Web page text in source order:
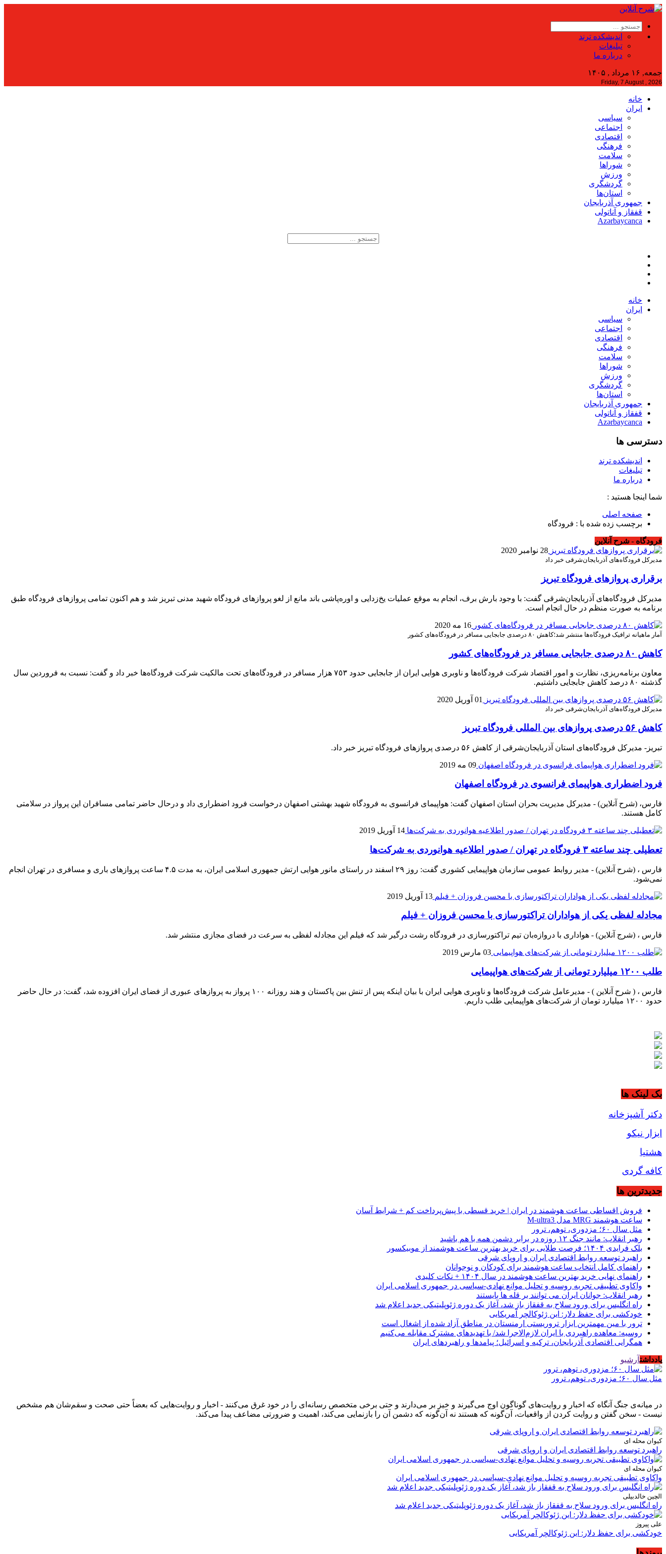
اندیشکده ترند
تبلیغات
درباره ما
جمعه, ۱۶ مرداد , ۱۴۰۵
Friday, 7 August , 2026
خانه
ایران
سیاسی
اجتماعی
اقتصادی
فرهنگی
سلامت
شوراها
ورزش
گردشگری
استان‌ها
جمهوری آذربایجان
قفقاز و آناتولی
Azərbaycanca
خانه
ایران
سیاسی
اجتماعی
اقتصادی
فرهنگی
سلامت
شوراها
ورزش
گردشگری
استان‌ها
جمهوری آذربایجان
قفقاز و آناتولی
Azərbaycanca
دسترسی ها
اندیشکده ترند
تبلیغات
درباره ما
شما اینجا هستید :
صفحه اصلی
برچسب زده شده با : فرودگاه
فرودگاه - شرح آنلاین
28 نوامبر 2020
مدیرکل فرودگاه‌های آذربایجان‌شرقی خبر داد
برقراری پروازهای فرودگاه تبریز
مدیرکل فرودگاه‌های آذربایجان‌شرقی گفت: با وجود بارش برف، انجام به موقع عملیات یخ‌زدایی و اوره‌پاشی باند مانع از لغو پروازهای فرودگاه شهید مدنی تبریز شد و هم اکنون تمامی پروازهای فرودگاه طبق
برنامه به صورت منظم در حال انجام است.
16 مه 2020
آمار ماهیانه ترافیک فرودگاه‌ها منتشر شد؛کاهش ٨٠ درصدی جابجایی مسافر در فرودگاه‌های کشور
کاهش ٨٠ درصدی جابجایی مسافر در فرودگاه‌های کشور
معاون برنامه‌ریزی، نظارت و امور اقتصاد شرکت فرودگاه‌ها و ناوبری هوایی ایران از جابجایی حدود ٧٥٣ هزار مسافر در فرودگاه‌های تحت مالکیت شرکت فرودگاه‌ها خبر داد و گفت: نسبت به فروردین سال
گذشته ٨٠ درصد کاهش جابجایی داشتیم.
01 آوریل 2020
مدیرکل فرودگاه‌های آذربایجان‌شرقی خبر داد
کاهش ۵۶ درصدی پروازهای بین المللی فرودگاه تبریز
تبریز- مدیرکل فرودگاه‌های استان آذربایجان‌شرقی از کاهش ۵۶ درصدی پروازهای فرودگاه تبریز خبر داد.
09 مه 2019
فرود اضطراری هواپیمای فرانسوی در فرودگاه اصفهان
فارس، (شرح آنلاین) - مدیرکل مدیریت بحران استان اصفهان گفت: هواپیمای فرانسوی به فرودگاه شهید بهشتی اصفهان درخواست فرود اضطراری داد و درحال حاضر تمامی مسافران این پرواز در سلامتی
کامل هستند.
14 آوریل 2019
تعطیلی چند ساعته ۳ فرودگاه‌ در تهران / صدور اطلاعیه هوانوردی به شرکت‌ها
فارس ، (شرح آنلاین) - مدیر روابط عمومی سازمان هواپیمایی کشوری گفت: روز ۲۹ اسفند در راستای مانور هوایی ارتش جمهوری اسلامی ایران، به مدت ۴.۵ ساعت پروازهای باری و مسافری در تهران انجام
نمی‌شود.
13 آوریل 2019
مجادله لفظی یکی از هواداران تراکتورسازی با محسن فروزان + فیلم
فارس ، (شرج آنلاین) - هواداری با دروازه‌بان تیم تراکتورسازی در فرودگاه رشت درگیر شد که فیلم این مجادله لفظی به سرعت در فضای مجازی منتشر شد.
03 مارس 2019
طلب ۱۲۰۰ میلیارد تومانی از شرکت‌های هواپیمایی
فارس ، ( شرح آنلاین ) - مدیرعامل شرکت فرودگاه‌ها و ناوبری هوایی ایران با بیان اینکه پس از تنش بین پاکستان و هند روزانه ۱۰۰ پرواز به پروازهای عبوری از فضای ایران افزوده شد، گفت: در حال حاضر
حدود ۱۲۰۰ میلیارد تومان از شرکت‌های هواپیمایی طلب داریم.
بک لینک ها
دکتر آشپزخانه
ابزار نیکو
هشتیا
کافه گردی
جديدترين ها
فروش اقساطی ساعت هوشمند در ایران | خرید قسطی با پیش‌پرداخت کم + شرایط آسان
ساعت هوشمند MRG مدل M-ultra3
مثل سال ۶۰؛ مزدوری، توهم، ترور
رهبر انقلاب: مانند جنگ ۱۲ روزه در برابر دشمن همه با هم باشید
بلک فرایدی ۱۴۰۴؛ فرصت طلایی برای خرید بهترین ساعت هوشمند از موبیکسور
راهبرد توسعه روابط اقتصادی ایران و اروپای شرقی
راهنمای کامل انتخاب ساعت هوشمند برای کودکان و نوجوانان
راهنمای نهایی خرید بهترین ساعت هوشمند در سال ۱۴۰۴ + نکات کلیدی
واکاوی تطبیقی تجربه روسیه و تحلیل موانع نهادی-سیاسی در جمهوری اسلامی ایران
رهبر انقلاب: جوانان ایران می توانند بر قله ها بایستند
راه انگلیس برای ورود سلاح به قفقاز باز شد، آغاز یک دوره ژئوپلیتیکی جدید اعلام شد
خودکشی برای حفظ دلار: این ژئوکالچر آمریکایی
ترور با مین مهمترین ابزار تروریستی ارمنستان در مناطق آزاد شده از اشغال است
روسیه: معاهده راهبردی با ایران لازم‌الاجرا شد/ با تهدیدهای مشترک مقابله می‌کنیم
همگرایی اقتصادی آذربایجان، ترکیه و اسرائیل؛ پیامدها و راهبردهای ایران
یادداشتآرشیو
مثل سال ۶۰؛ مزدوری، توهم، ترور
در میانه‌ی جنگ آنگاه که اخبار و روایت‌های گوناگون اوج می‌گیرند و خیز بر می‌دارند و حتی برخی متخصص رسانه‌ای را در خود غرق می‌کنند - اخبار و روایت‌هایی که بعضاً حتی صحت و سقم‌شان هم مشخص
نیست - سخن گفتن و روایت کردن از واقعیات، آن‌گونه که هستند نه آن‌گونه که دشمن آن را بازنمایی می‌کند، اهمیت و ضرورتی مضاعف پیدا می‌کند.
کیوان محله ای
راهبرد توسعه روابط اقتصادی ایران و اروپای شرقی
کیوان محله ای
واکاوی تطبیقی تجربه روسیه و تحلیل موانع نهادی-سیاسی در جمهوری اسلامی ایران
الچین خالدبیلی
راه انگلیس برای ورود سلاح به قفقاز باز شد، آغاز یک دوره ژئوپلیتیکی جدید اعلام شد
علی پیروز
خودکشی برای حفظ دلار: این ژئوکالچر آمریکایی